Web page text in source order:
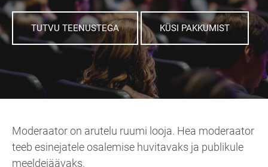
TUTVU TEENUSTEGA KÜSI PAKKUMIST
Moderaator on arutelu ruumi looja. Hea moderaator
teeb esinejatele osalemise huvitavaks ja publikule
meeldejäävaks.